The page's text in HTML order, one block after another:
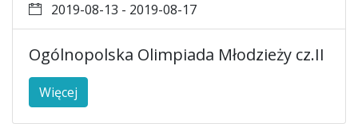
2019-08-13 - 2019-08-17
Ogólnopolska Olimpiada Młodzieży cz.II
Więcej